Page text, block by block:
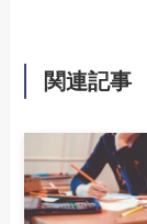
関連記事